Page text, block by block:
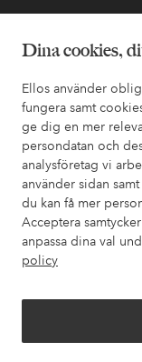
Dina cookies,
Ellos använder
fungera samt
ge dig en mer
persondatan och
analysföretag vi
använder sidan
du kan få mer
Acceptera
anpassa dina val
policy
Vänner
Säkra
Vill du